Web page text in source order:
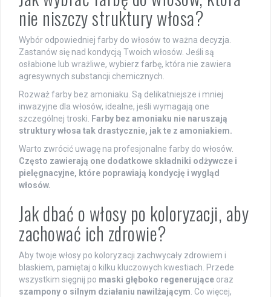
nie niszczy struktury włosa?
Wybór odpowiedniej farby do włosów to ważna decyzja.
Zastanów się nad kondycją Twoich włosów. Jeśli są
osłabione lub wrażliwe, wybierz farbę, która nie zawiera
agresywnych substancji chemicznych.
Rozważ farby bez amoniaku. Są delikatniejsze i mniej
inwazyjne dla włosów, idealne, jeśli wymagają one
szczególnej troski.
Farby bez amoniaku nie naruszają
struktury włosa tak drastycznie, jak te z amoniakiem.
Warto zwrócić uwagę na profesjonalne farby do włosów.
Często zawierają one dodatkowe składniki odżywcze i
pielęgnacyjne, które poprawiają kondycję i wygląd
włosów.
Jak dbać o włosy po koloryzacji, aby
zachować ich zdrowie?
Aby twoje włosy po koloryzacji zachwycały zdrowiem i
blaskiem, pamiętaj o kilku kluczowych kwestiach. Przede
wszystkim sięgnij po maski głęboko regenerujące oraz
szampony o silnym działaniu nawilżającym . Co więcej,